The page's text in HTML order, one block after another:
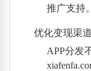
推广支持。
优化变现渠道
APP分发